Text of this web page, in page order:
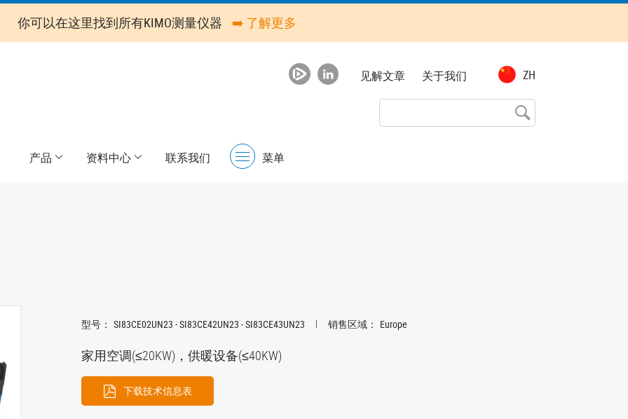
你可以在这里找到所有KIMO测量仪器 ➡️ 了解更多
ZH
Top
见解文章 关于我们
产品 资料中心
联系我们
Menu
菜单
销售区域： Europe
型号： SI83CE02UN23 - SI83CE42UN23 - SI83CE43UN23
家用空调(≤20KW)，供暖设备(≤40KW)
下载技术信息表